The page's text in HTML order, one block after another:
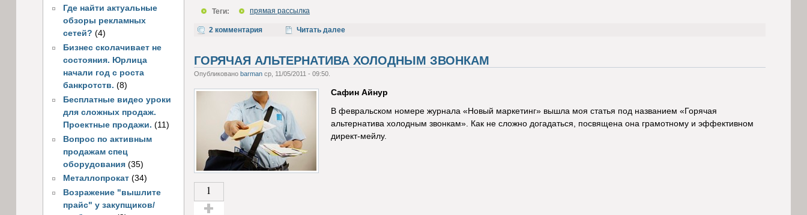
Где найти актуальные
обзоры рекламных
сетей? (4)
Бизнес сколачивает не
состояния. Юрлица
начали год с роста
банкротств. (8)
Бесплатные видео уроки
для сложных продаж.
Проектные продажи. (11)
Вопрос по активным
продажам спец
оборудования (35)
Металлопрокат (34)
Возражение "вышлите
прайс" у закупщиков/
Теги:
прямая рассылка
2 комментария Читать далее
ГОРЯЧАЯ АЛЬТЕРНАТИВА ХОЛОДНЫМ ЗВОНКАМ
Опубликовано barmanср, 11/05/2011 - 09:50.
Сафин Айнур
В февральском номере журнала «Новый маркетинг» вышла моя статья под названием «Горячая
альтернатива холодным звонкам». Как не сложно догадаться, посвящена она грамотному и эффективном
директ-мейлу.
1